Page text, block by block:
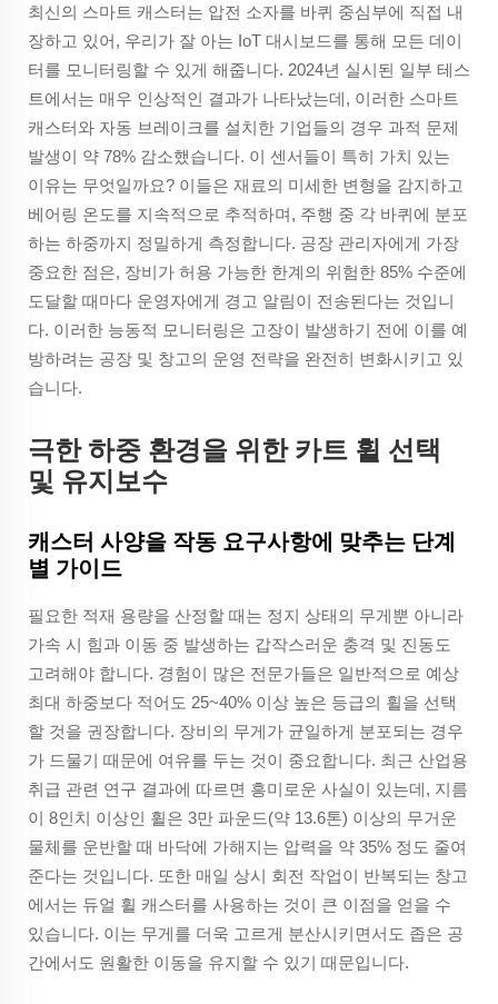
최신의 스마트 캐스터는 압전 소자를 바퀴 중심부에 직접 내
장하고 있어, 우리가 잘 아는 IoT 대시보드를 통해 모든 데이
터를 모니터링할 수 있게 해줍니다. 2024년 실시된 일부 테스
트에서는 매우 인상적인 결과가 나타났는데, 이러한 스마트
캐스터와 자동 브레이크를 설치한 기업들의 경우 과적 문제
발생이 약 78% 감소했습니다. 이 센서들이 특히 가치 있는
이유는 무엇일까요? 이들은 재료의 미세한 변형을 감지하고
베어링 온도를 지속적으로 추적하며, 주행 중 각 바퀴에 분포
하는 하중까지 정밀하게 측정합니다. 공장 관리자에게 가장
중요한 점은, 장비가 허용 가능한 한계의 위험한 85% 수준에
도달할 때마다 운영자에게 경고 알림이 전송된다는 것입니
다. 이러한 능동적 모니터링은 고장이 발생하기 전에 이를 예
방하려는 공장 및 창고의 운영 전략을 완전히 변화시키고 있
습니다.
극한 하중 환경을 위한 카트 휠 선택
및 유지보수
캐스터 사양을 작동 요구사항에 맞추는 단계
별 가이드
필요한 적재 용량을 산정할 때는 정지 상태의 무게뿐 아니라
가속 시 힘과 이동 중 발생하는 갑작스러운 충격 및 진동도
고려해야 합니다. 경험이 많은 전문가들은 일반적으로 예상
최대 하중보다 적어도 25~40% 이상 높은 등급의 휠을 선택
할 것을 권장합니다. 장비의 무게가 균일하게 분포되는 경우
가 드물기 때문에 여유를 두는 것이 중요합니다. 최근 산업용
취급 관련 연구 결과에 따르면 흥미로운 사실이 있는데, 지름
이 8인치 이상인 휠은 3만 파운드(약 13.6톤) 이상의 무거운
물체를 운반할 때 바닥에 가해지는 압력을 약 35% 정도 줄여
준다는 것입니다. 또한 매일 상시 회전 작업이 반복되는 창고
에서는 듀얼 휠 캐스터를 사용하는 것이 큰 이점을 얻을 수
있습니다. 이는 무게를 더욱 고르게 분산시키면서도 좁은 공
간에서도 원활한 이동을 유지할 수 있기 때문입니다.